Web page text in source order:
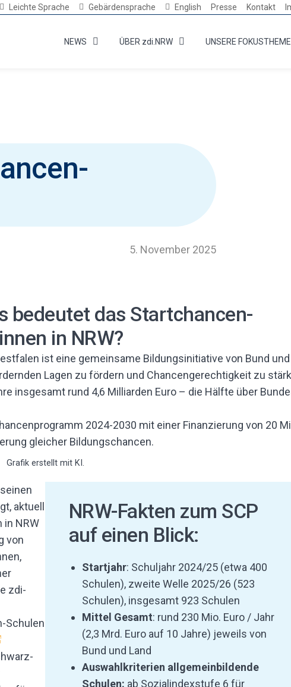
Leichte Sprache Gebärdensprache English Presse Kontakt
NEWS ÜBER zdi.NRW UNSERE
5. November 2025
bedeutet das Startchancen-
in NRW?
ist eine gemeinsame Bildungsinitiative von Bund und
Lagen zu fördern und Chancengerechtigkeit zu
insgesamt rund 4,6 Milliarden Euro – die Hälfte über
Grafik erstellt mit KI.
aktuell
in NRW
von
zdi-
Schulen
NRW-Fakten zum SCP
auf einen Blick:
Startjahr: Schuljahr 2024/25 (etwa 400
Schulen), zweite Welle 2025/26 (523
Schulen), insgesamt 923 Schulen
Mittel Gesamt: rund 230 Mio. Euro / Jahr
(2,3 Mrd. Euro auf 10 Jahre) jeweils von
Bund und Land
Auswahlkriterien allgemeinbildende
Schulen: ab Sozialindexstufe 6 für